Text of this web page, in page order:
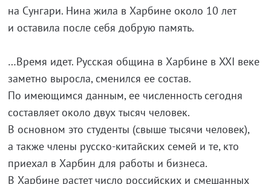
на Сунгари. Нина жила в Харбине около 10 лет
и оставила после себя добрую память.
…Время идет. Русская община в Харбине в XXI веке
заметно выросла, сменился ее состав.
По имеющимся данным, ее численность сегодня
составляет около двух тысяч человек.
В основном это студенты (свыше тысячи человек),
а также члены русско-китайскихсемей и те, кто
приехал в Харбин для работы и бизнеса.
В Харбине растет число российских и смешанных